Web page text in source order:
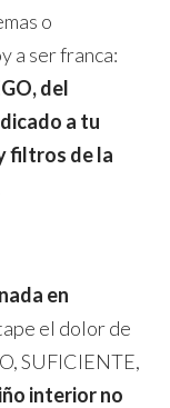
o
a ser franca:
del
a tu
filtros de la
en
el dolor de
SUFICIENTE,
interior no